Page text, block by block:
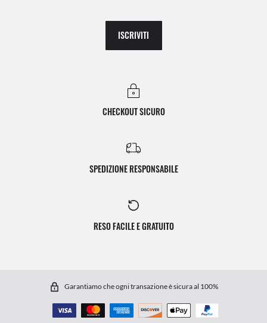
ISCRIVITI
CHECKOUT SICURO
SPEDIZIONE RESPONSABILE
RESO FACILE E GRATUITO
Garantiamo che ogni transazione è sicura al 100%